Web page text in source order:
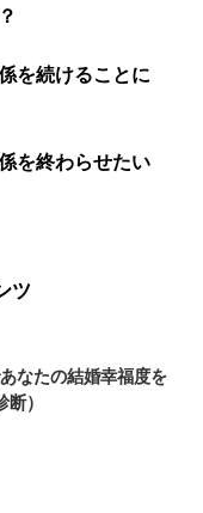
を続けることに
を終わらせたい
ツ
なたの結婚幸福度を
）